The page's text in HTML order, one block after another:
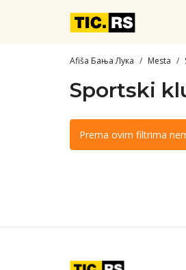
Afiša Бања Лука Mesta
Sportski
Prema ovim filtrima